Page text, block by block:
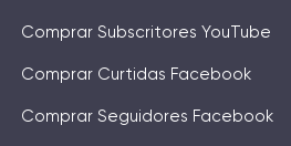
Comprar Subscritores YouTube
Comprar Curtidas Facebook
Comprar Seguidores Facebook